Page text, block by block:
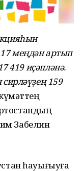
меңдән артып
419 иҫәпләнә.
159
Забелин
һауығыуға